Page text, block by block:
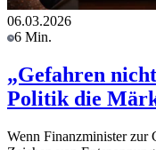
06.03.2026
6 Min.
„Gefahren
Politik die
Wenn Finanzminister zur